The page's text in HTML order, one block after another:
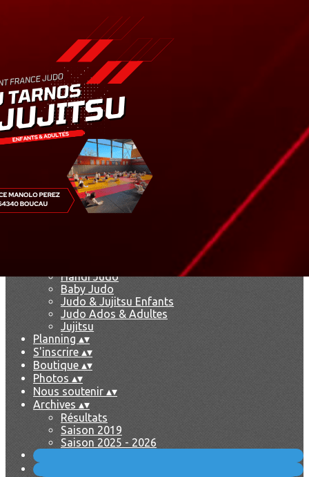
Exporter toutes les colonnes
Exporter uniquement les colonnes affichées
Ajoutez un logo, un bouton, des réseaux sociaux
Cliquez pour éditer
Accueil▴▾
Le club▴▾
Le dojo
François Herrero
Handi Judo
Baby Judo
Judo & Jujitsu Enfants
Judo Ados & Adultes
Jujitsu
Planning ▴▾
S'inscrire ▴▾
Boutique ▴▾
Photos ▴▾
Nous soutenir ▴▾
Archives ▴▾
Résultats
Saison 2019
Saison 2025 - 2026